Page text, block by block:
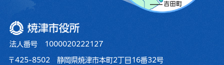
焼津市役所
法人番号 1000020222127
〒425-8502 静岡県焼津市本町2丁目16番32号